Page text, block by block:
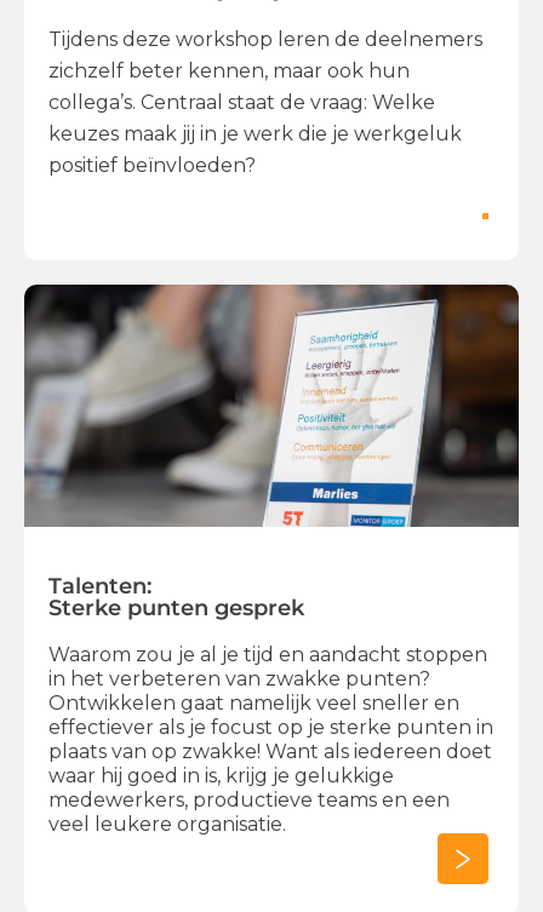
Tijdens deze workshop leren de deelnemers
zichzelf beter kennen, maar ook hun
collega’s. Centraal staat de vraag: Welke
keuzes maak jij in je werk die je werkgeluk
positief beïnvloeden?
Talenten:
Sterke punten gesprek​
Waarom zou je al je tijd en aandacht stoppen
in het verbeteren van zwakke punten?
Ontwikkelen gaat namelijk veel sneller en
effectiever als je focust op je sterke punten in
plaats van op zwakke! Want als iedereen doet
waar hij goed in is, krijg je gelukkige
medewerkers, productieve teams en een
veel leukere organisatie.